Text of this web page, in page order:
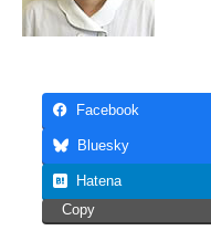
Facebook
Bluesky
Hatena
Copy